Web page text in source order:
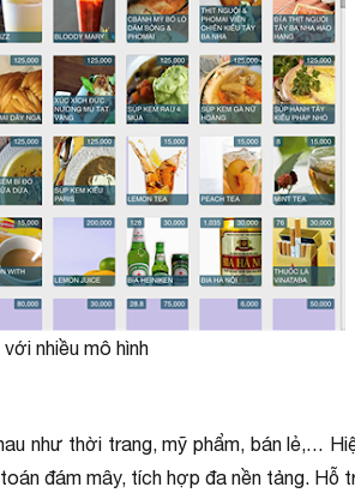
nhiều mô hình
như thời trang, mỹ phẩm, bán lẻ,…
đám mây, tích hợp đa nền tảng. Hỗ